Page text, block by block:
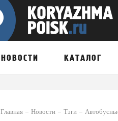
НОВОСТИ КАТАЛОГ
Главная Новости Тэги